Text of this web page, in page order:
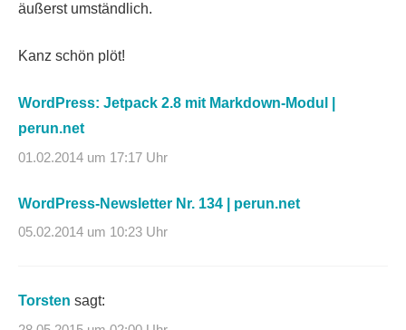
äußerst umständlich.
Kanz schön plöt!
WordPress: Jetpack 2.8 mit Markdown-Modul |
perun.net
01.02.2014 um 17:17 Uhr
WordPress-Newsletter Nr. 134 | perun.net
05.02.2014 um 10:23 Uhr
Torsten sagt: